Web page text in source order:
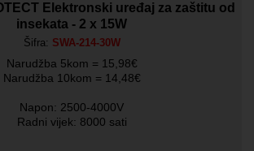
Elektronski uređaj za zaštitu od
insekata - 2 x 15W
Šifra: SWA-214-30W
Narudžba 5kom = 15,98€
Narudžba 10kom = 14,48€
Napon: 2500-4000V
Radni vijek: 8000 sati